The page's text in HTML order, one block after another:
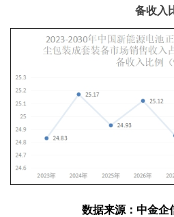
备收入
数据来源：中金企